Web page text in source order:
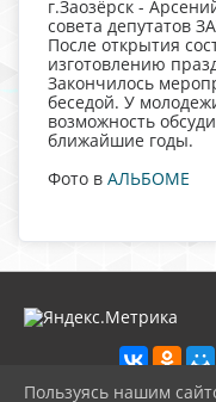
г.Заозёрск -
совета депутатов
После открытия
изготовлению
Закончилось
беседой. У
возможность
ближайшие годы.
Фото в АЛЬБОМЕ
Пользуясь нашим